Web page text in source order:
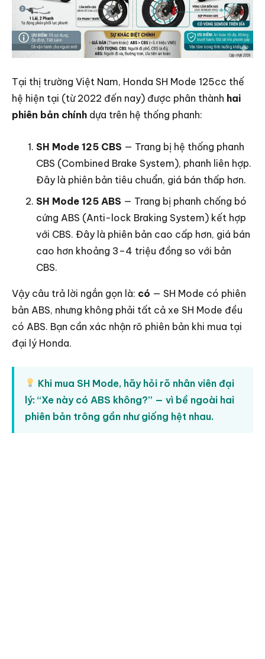
Tại thị trường Việt Nam, Honda SH Mode 125cc thế
hệ hiện tại (từ 2022 đến nay) được phân thành hai
phiên bản chính dựa trên hệ thống phanh:
SH Mode 125 CBS — Trang bị hệ thống phanh
CBS (Combined Brake System), phanh liên hợp.
Đây là phiên bản tiêu chuẩn, giá bán thấp hơn.
SH Mode 125 ABS — Trang bị phanh chống bó
cứng ABS (Anti-lock Braking System) kết hợp
với CBS. Đây là phiên bản cao cấp hơn, giá bán
cao hơn khoảng 3–4 triệu đồng so với bản
CBS.
Vậy câu trả lời ngắn gọn là: có — SH Mode có phiên
bản ABS, nhưng không phải tất cả xe SH Mode đều
có ABS. Bạn cần xác nhận rõ phiên bản khi mua tại
đại lý Honda.
Khi mua SH Mode, hãy hỏi rõ nhân viên đại
lý: “Xe này có ABS không?” — vì bề ngoài hai
phiên bản trông gần như giống hệt nhau.